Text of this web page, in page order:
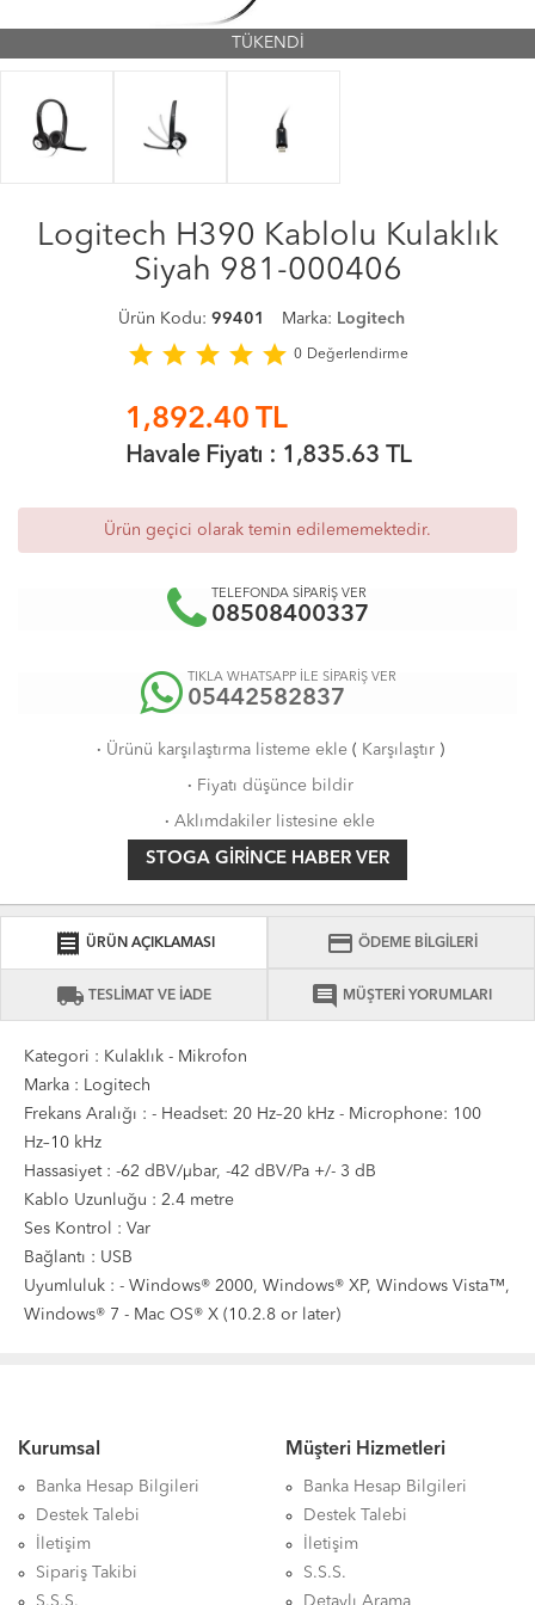
TÜKENDİ
Logitech H390 Kablolu Kulaklık
Siyah 981-000406
Ürün Kodu: 99401 Marka: Logitech
star star star star star 0 Değerlendirme
1,892.40 TL
Havale Fiyatı : 1,835.63 TL
Ürün geçici olarak temin edilememektedir.
TELEFONDA SİPARİŞ VER
08508400337
TIKLA WHATSAPP İLE SİPARİŞ VER
05442582837
· Ürünü karşılaştırma listeme ekle( Karşılaştır)
· Fiyatı düşünce bildir
· Aklımdakiler listesine ekle
STOGA GIRINCE HABER VER
receipt ÜRÜN AÇIKLAMASI credit_card ÖDEME BİLGİLERİ
local_shipping TESLİMAT VE İADE comment MÜŞTERİ YORUMLARI
Kategori : Kulaklık - Mikrofon
Marka : Logitech
Frekans Aralığı : - Headset: 20 Hz–20 kHz - Microphone: 100
Hz–10 kHz
Hassasiyet : -62 dBV/µbar, -42 dBV/Pa +/- 3 dB
Kablo Uzunluğu : 2.4 metre
Ses Kontrol : Var
Bağlantı : USB
Uyumluluk : - Windows® 2000, Windows® XP, Windows Vista™,
Windows® 7 - Mac OS® X (10.2.8 or later)
Kurumsal
Banka Hesap Bilgileri
Destek Talebi
İletişim
Sipariş Takibi
S.S.S.
Müşteri Hizmetleri
Banka Hesap Bilgileri
Destek Talebi
İletişim
S.S.S.
Detaylı Arama